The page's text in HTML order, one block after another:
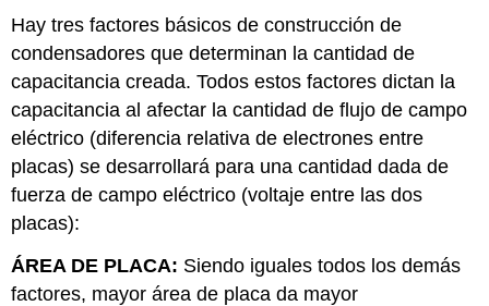
Hay tres factores básicos de construcción de
condensadores que determinan la cantidad de
capacitancia creada. Todos estos factores dictan la
capacitancia al afectar la cantidad de flujo de campo
eléctrico (diferencia relativa de electrones entre
placas) se desarrollará para una cantidad dada de
fuerza de campo eléctrico (voltaje entre las dos
placas):
ÁREA DE PLACA: Siendo iguales todos los demás
factores, mayor área de placa da mayor